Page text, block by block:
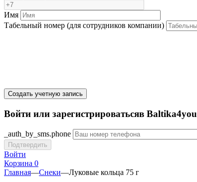
Имя
Табельный номер (для сотрудников компании)
Создать учетную запись
Войти или зарегистрироватьсяв Baltika4you
_auth_by_sms.phone
Подтвердить
Войти
Корзина 0
Главная—Снеки—Луковые кольца 75 г